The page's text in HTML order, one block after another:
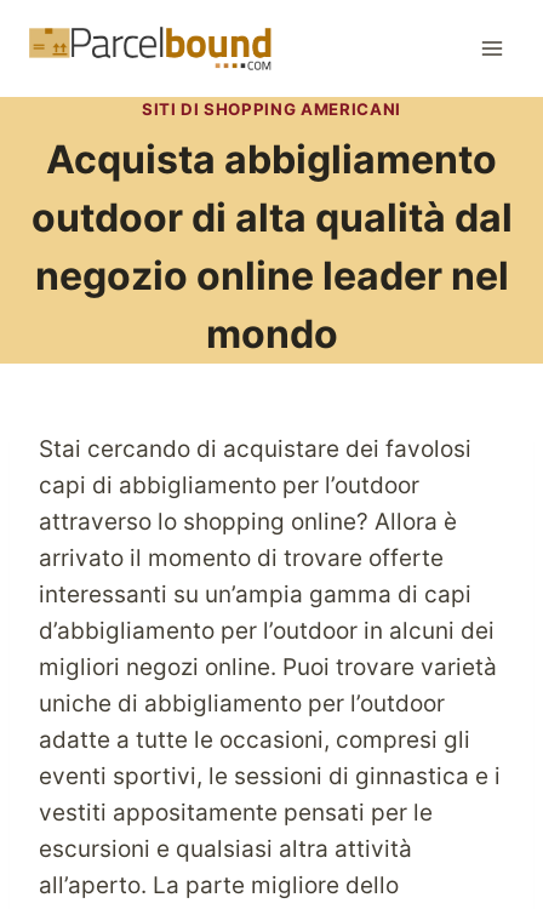
SITI DI SHOPPING AMERICANI
Acquista abbigliamento
outdoor di alta qualità dal
negozio online leader nel
mondo
Stai cercando di acquistare dei favolosi
capi di abbigliamento per l’outdoor
attraverso lo shopping online? Allora è
arrivato il momento di trovare offerte
interessanti su un’ampia gamma di capi
d’abbigliamento per l’outdoor in alcuni dei
migliori negozi online. Puoi trovare varietà
uniche di abbigliamento per l’outdoor
adatte a tutte le occasioni, compresi gli
eventi sportivi, le sessioni di ginnastica e i
vestiti appositamente pensati per le
escursioni e qualsiasi altra attività
all’aperto. La parte migliore dello